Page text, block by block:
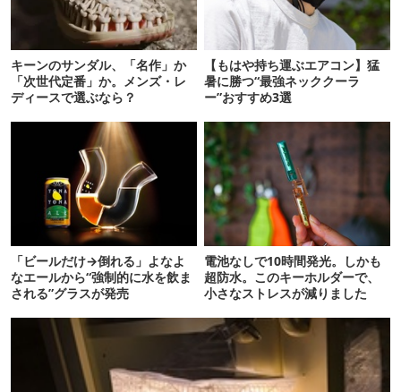
キーンのサンダル、「名作」か
「次世代定番」か。メンズ・レ
ディースで選ぶなら？
【もはや持ち運ぶエアコン】猛
暑に勝つ“最強ネッククーラ
ー”おすすめ3選
「ビールだけ→倒れる」よなよ
なエールから“強制的に水を飲ま
される”グラスが発売
電池なしで10時間発光。しかも
超防水。このキーホルダーで、
小さなストレスが減りました